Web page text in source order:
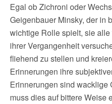
Egal ob Zichroni oder
Geigenbauer Minsky, der in
wichtige Rolle spielt, sie
ihrer Vergangenheit
fliehend zu stellen und
Erinnerungen ihre
Erinnerungen sind wacklige
muss dies auf bittere Weise